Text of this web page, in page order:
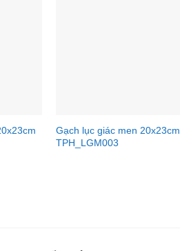
Gạch lục giác men 20x23cm
TPH_LGM003